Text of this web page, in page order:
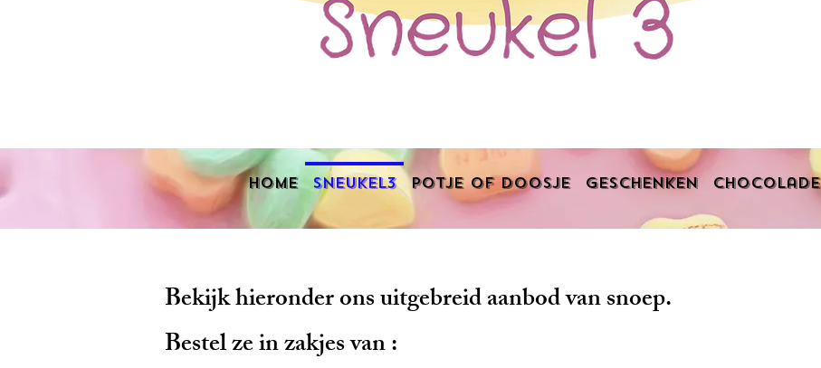
Home Sneukel3 Potje of doosje Geschenken Chocolade
Bekijk hieronder ons uitgebreid aanbod van snoep.
Bestel ze in zakjes van :